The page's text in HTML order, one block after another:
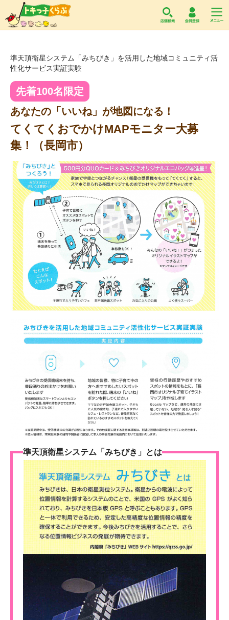
準天頂衛星システム「みちびき」を活用した地域コミュニティ活
性化サービス実証実験
先着100名限定
あなたの「いいね」が地図になる！
てくてくおでかけMAPモニター大募
集！（長岡市）
準天頂衛星システム「みちびき」とは